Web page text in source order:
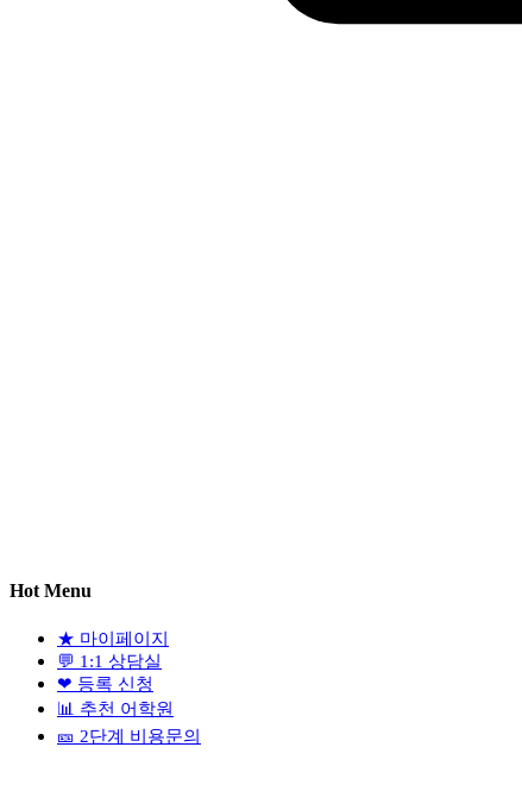
Hot Menu
★ 마이페이지
💬 1:1 상담실
❤ 등록 신청
📊 추천 어학원
🎫 2단계 비용문의